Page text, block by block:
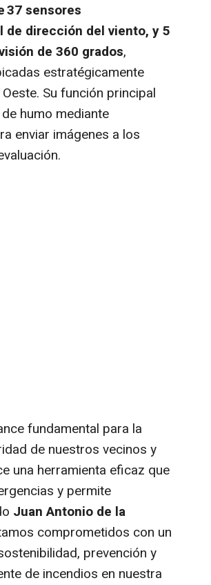
37 sensores
dirección del viento, y 5
de 360 grados,
estratégicamente
Su función principal
humo mediante
enviar imágenes a los
fundamental para la
de nuestros vecinos y
una herramienta eficaz que
y permite
Juan Antonio de la
comprometidos con un
prevención y
de incendios en nuestra